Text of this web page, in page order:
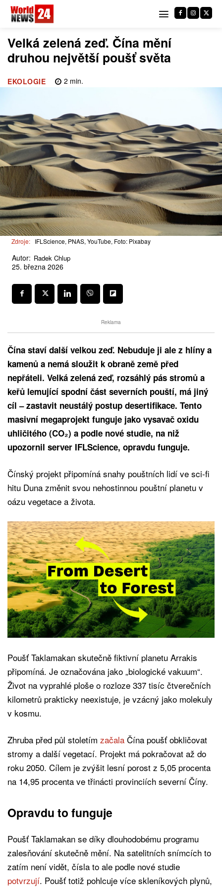
Velká zelená zeď. Čína mění
druhou největší poušť světa
EKOLOGIE 2 min.
Zdroje: IFLScience, PNAS, YouTube, Foto: Pixabay
Autor: Radek Chlup
25. března 2026
Reklama
Čína staví další velkou zeď. Nebuduje ji ale z hlíny a
kamenů a nemá sloužit k obraně země před
nepřáteli. Velká zelená zeď, rozsáhlý pás stromů a
keřů lemující spodní část severních pouští, má jiný
cíl – zastavit neustálý postup desertifikace. Tento
masivní megaprojekt funguje jako vysavač oxidu
uhličitého (CO₂) a podle nové studie, na niž
upozornil server IFLScience, opravdu funguje.
Čínský projekt připomíná snahy pouštních lidí ve sci-fi
hitu Duna změnit svou nehostinnou pouštní planetu v
oázu vegetace a života.
Poušť Taklamakan skutečně fiktivní planetu Arrakis
připomíná. Je označována jako „biologické vakuum“.
Život na vyprahlé ploše o rozloze 337 tisíc čtverečních
kilometrů prakticky neexistuje, je vzácný jako molekuly
v kosmu.
Zhruba před půl stoletím začala Čína poušť obkličovat
stromy a další vegetací. Projekt má pokračovat až do
roku 2050. Cílem je zvýšit lesní porost z 5,05 procenta
na 14,95 procenta ve třinácti provinciích severní Číny.
Opravdu to funguje
Poušť Taklamakan se díky dlouhodobému programu
zalesňování skutečně mění. Na satelitních snímcích to
zatím není vidět, čísla to ale podle nové studie
potvrzují. Poušť totiž pohlcuje více skleníkových plynů,